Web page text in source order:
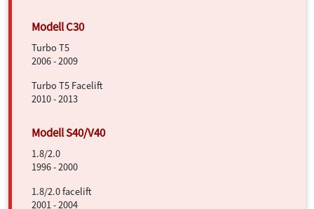
Turbo T5
2006 - 2009
Turbo T5 Facelift
2010 - 2013
1.8/2.0
1996 - 2000
1.8/2.0 facelift
2001 - 2004